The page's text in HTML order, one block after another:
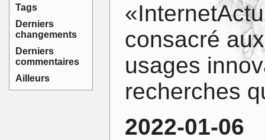
Tags
Derniers
changements
Derniers
commentaires
Ailleurs
consacré
usages
recherches
2022-01-06